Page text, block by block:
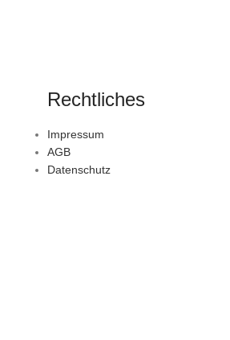
Rechtliches
Impressum
AGB
Datenschutz